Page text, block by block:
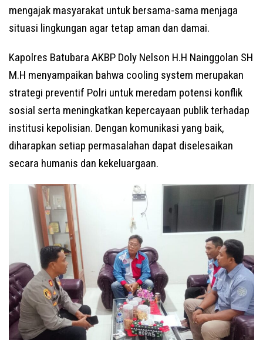
mengajak masyarakat untuk bersama-sama menjaga
situasi lingkungan agar tetap aman dan damai.
Kapolres Batubara AKBP Doly Nelson H.H Nainggolan SH
M.H menyampaikan bahwa cooling system merupakan
strategi preventif Polri untuk meredam potensi konflik
sosial serta meningkatkan kepercayaan publik terhadap
institusi kepolisian. Dengan komunikasi yang baik,
diharapkan setiap permasalahan dapat diselesaikan
secara humanis dan kekeluargaan.